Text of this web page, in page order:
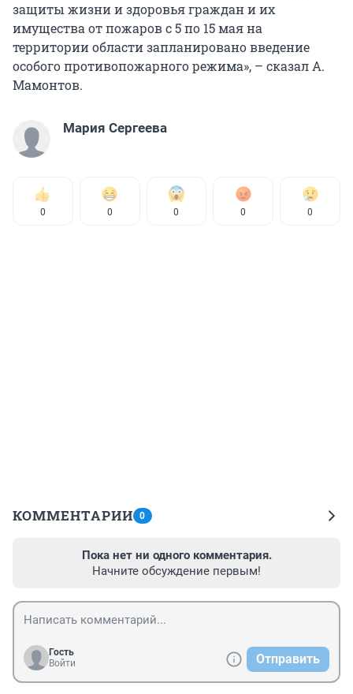
защиты жизни и здоровья граждан и их
имущества от пожаров с 5 по 15 мая на
территории области запланировано введение
особого противопожарного режима», – сказал А.
Мамонтов.
Мария Сергеева
0 0 0 0 0
КОММЕНТАРИИ 0
Пока нет ни одного комментария.
Начните обсуждение первым!
Гость
Войти
Отправить